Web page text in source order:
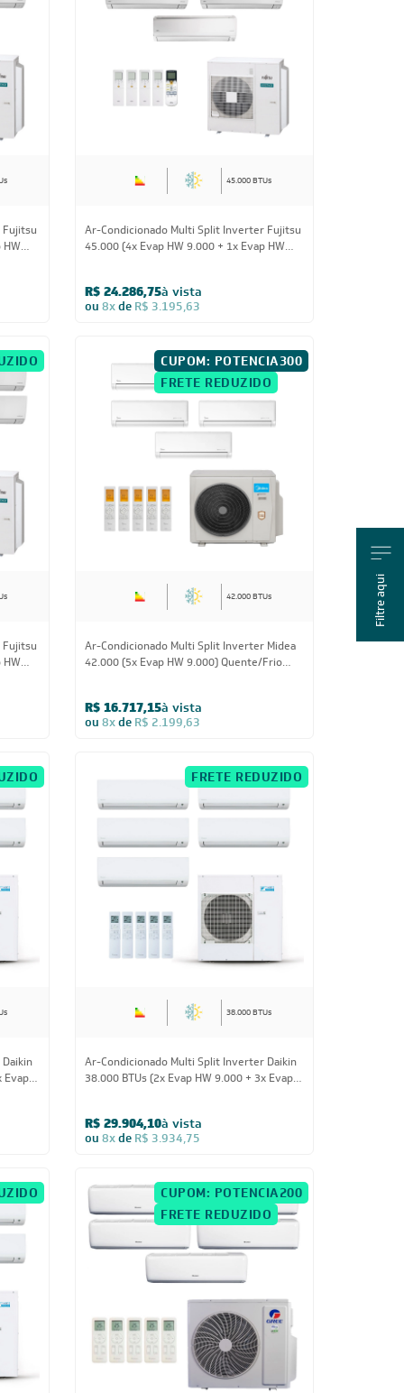
HW
45.000 BTUs
Ar-Condicionado Multi Split Inverter Fujitsu
45.000 (4x Evap HW 9.000 + 1x Evap HW
R$ 24.286,75à vista
ou 8xde R$ 3.195,63
HW
CUPOM: POTENCIA300
FRETE REDUZIDO
42.000 BTUs
Ar-Condicionado Multi Split Inverter Midea
42.000 (5x Evap HW 9.000) Quente/Frio
R$ 16.717,15à vista
ou 8xde R$ 2.199,63
Evap
FRETE REDUZIDO
38.000 BTUs
Ar-Condicionado Multi Split Inverter Daikin
38.000 BTUs (2x Evap HW 9.000 + 3x Evap
R$ 29.904,10à vista
ou 8xde R$ 3.934,75
CUPOM: POTENCIA200
FRETE REDUZIDO
Filtre aqui